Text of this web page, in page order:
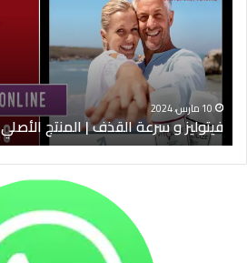
القذف
المنتج
الأصلي
10 مارس، 2024
فيتوليز و سرعة القذف | المنتج الأصلي